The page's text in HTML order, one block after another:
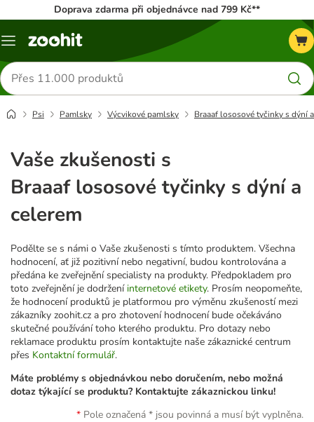
Doprava zdarma při objednávce nad 799 Kč**
Menu
Hledat
produkty
Psi Pamlsky Výcvikové pamlsky Braaaf lososové tyčinky s dýní
Vaše zkušenosti s
Braaaf lososové tyčinky s dýní a
celerem
Podělte se s námi o Vaše zkušenosti s tímto produktem. Všechna
hodnocení, ať již pozitivní nebo negativní, budou kontrolována a
předána ke zveřejnění specialisty na produkty. Předpokladem pro
toto zveřejnění je dodržení internetové etikety. Prosím neopomeňte,
že hodnocení produktů je platformou pro výměnu zkušeností mezi
zákazníky zoohit.cz a pro zhotovení hodnocení bude očekáváno
skutečné používání toho kterého produktu. Pro dotazy nebo
reklamace produktu prosím kontaktujte naše zákaznické centrum
přes Kontaktní formulář.
Máte problémy s objednávkou nebo doručením, nebo možná
dotaz týkající se produktu? Kontaktujte zákaznickou linku!
Pole označená * jsou povinná a musí být vyplněna.